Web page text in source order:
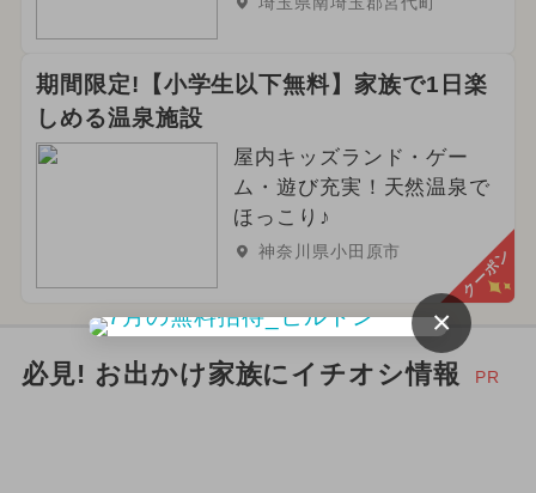
期間限定!【小学生以下無料】家族で1日楽
しめる温泉施設
屋内キッズランド・ゲー
ム・遊び充実！天然温泉で
ほっこり♪
神奈川県小田原市 クーポン
必見! お出かけ家族にイチオシ情報 PR
×